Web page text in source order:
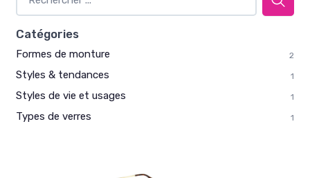
Catégories
Formes de monture 2
Styles & tendances 1
Styles de vie et usages 1
Types de verres 1